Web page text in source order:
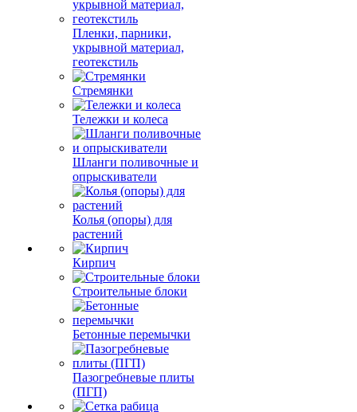
Пленки, парники,
укрывной материал,
геотекстиль
Стремянки
Тележки и колеса
Шланги поливочные и
опрыскиватели
Колья (опоры) для
растений
Кирпич
Строительные блоки
Бетонные перемычки
Пазогребневые плиты
(ПГП)